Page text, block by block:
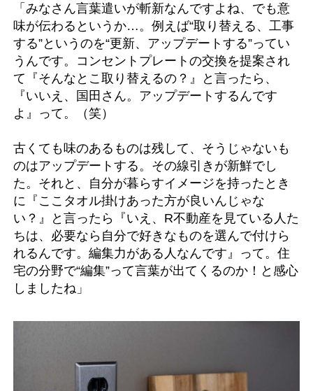
「みなさん言葉遣いが斬新なんですよね、でも意
味が伝わるというか…。例えば“取り替える、工事
する”というのを“更新、アップデートする”ってい
うんです。コンセントプレートの交換を提案され
て『そんなとこ取り替えるの？』と言ったら、
『いいえ、国田さん。アップデートするんです
よ』って。（笑）
古くても味のあるものは残して、そうじゃないも
のはアップデートする。その線引きが新鮮でし
た。それと、自分が暮らすイメージを持ったとき
に『ここタオル掛けあった方が良いんじゃな
い？』と言ったら『いえ、R不動産を見ている人た
ちは、必要なら自分で好きなものを選んで付けら
れるんです。編集力がある人なんです』って。住
宅の分野で“編集”って言葉が出てくるのか！と感心
しましたね」